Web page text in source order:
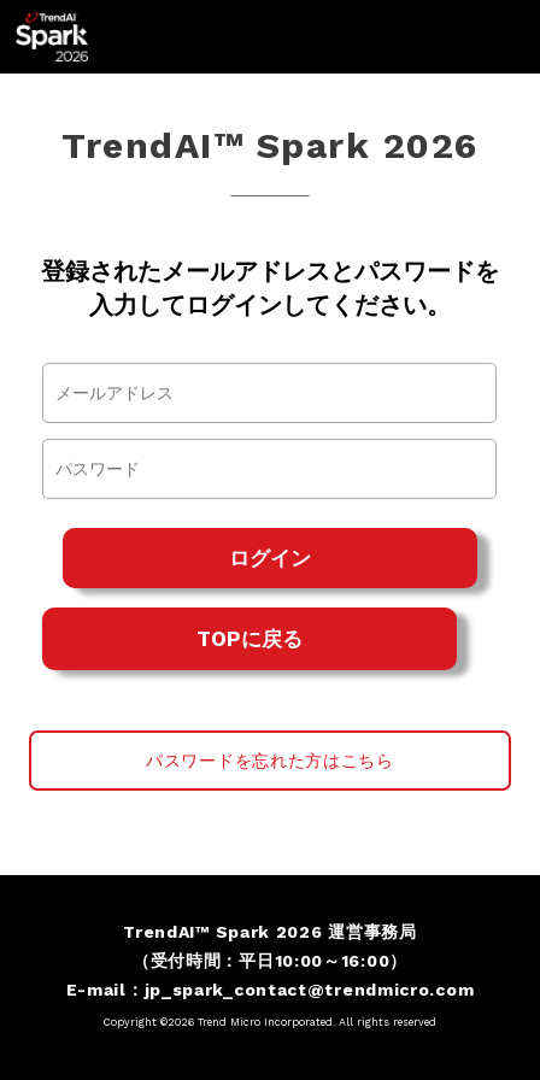
TrendAI™ Spark 2026
登録されたメールアドレスとパスワードを
入力してログインしてください。
ログイン
TOPに戻る
パスワードを忘れた方はこちら
TrendAI™ Spark 2026 運営事務局
（受付時間：平日10:00～16:00）
E-mail： jp_spark_contact@trendmicro.com
Copyright ©2026 Trend Micro Incorporated. All rights reserved